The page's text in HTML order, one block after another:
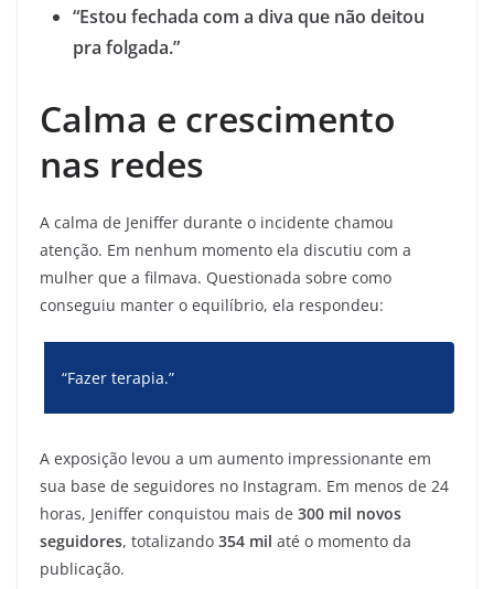
“Estou fechada com a diva que não deitou
pra folgada.”
Calma e crescimento
nas redes
A calma de Jeniffer durante o incidente chamou
atenção. Em nenhum momento ela discutiu com a
mulher que a filmava. Questionada sobre como
conseguiu manter o equilíbrio, ela respondeu:
“Fazer terapia.”
A exposição levou a um aumento impressionante em
sua base de seguidores no Instagram. Em menos de 24
horas, Jeniffer conquistou mais de 300 mil novos
seguidores, totalizando 354 mil até o momento da
publicação.